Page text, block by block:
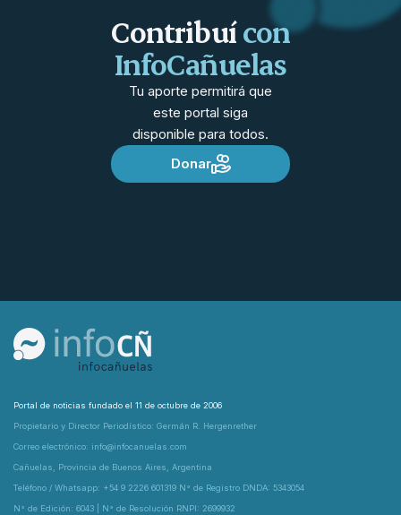
Contribuícon
InfoCañuelas
Tu aporte permitirá que
este portal siga
disponible para todos.
Donar
Portal de noticias fundado el 11 de octubre de 2006
Propietario y Director Periodístico: Germán R. Hergenrether
Correo electrónico: info@infocanuelas.com
Cañuelas, Provincia de Buenos Aires, Argentina
Teléfono / Whatsapp: +54 9 2226 601319 N° de Registro DNDA: 5343054
N° de Edición: 6043 | N° de Resolución RNPI: 2699932